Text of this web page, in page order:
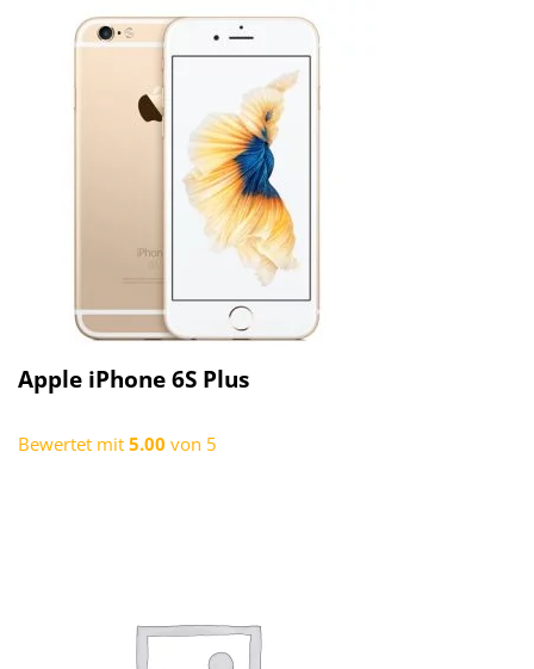
Apple iPhone 6S Plus
Bewertet mit 5.00 von 5